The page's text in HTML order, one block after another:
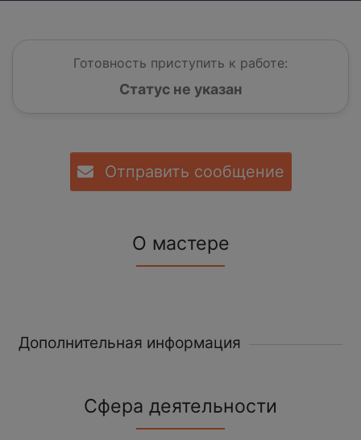
Готовность приступить к работе:
Статус не указан
Отправить сообщение
О мастере
Дополнительная информация
Сфера деятельности